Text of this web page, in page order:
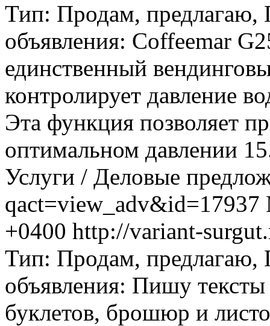
Тип: Продам, предлагаю,
объявления: Coffeemar
единственный
контролирует давление
Эта функция позволяет
оптимальном давлении
Услуги / Деловые
qact=view_adv&id=17937
+0400 http://variant-
Тип: Продам, предлагаю,
объявления: Пишу
буклетов, брошюр и